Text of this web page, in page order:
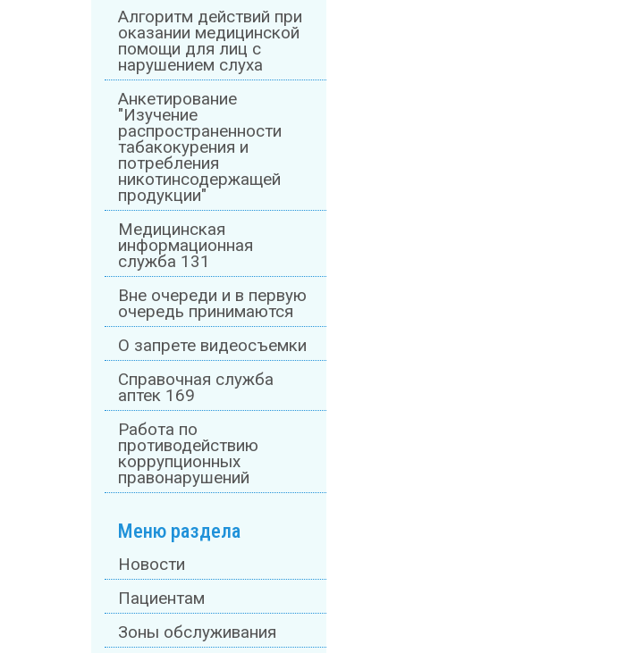
Алгоритм действий при
оказании медицинской
помощи для лиц с
нарушением слуха
Анкетирование
"Изучение
распространенности
табакокурения и
потребления
никотинсодержащей
продукции"
Медицинская
информационная
служба 131
Вне очереди и в первую
очередь принимаются
О запрете видеосъемки
Справочная служба
аптек 169
Работа по
противодействию
коррупционных
правонарушений
Меню раздела
Новости
Пациентам
Зоны обслуживания